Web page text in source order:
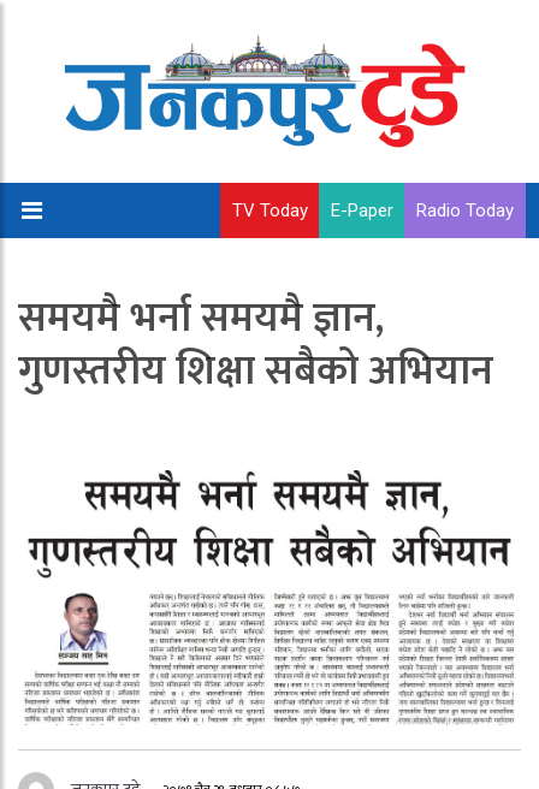
TV Today E-Paper Radio Today
समयमै भर्ना समयमै ज्ञान,
गुणस्तरीय शिक्षा सबैको अभियान